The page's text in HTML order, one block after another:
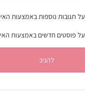
תגובות נוספות באמצעות
על פוסטים חדשים באמצעות